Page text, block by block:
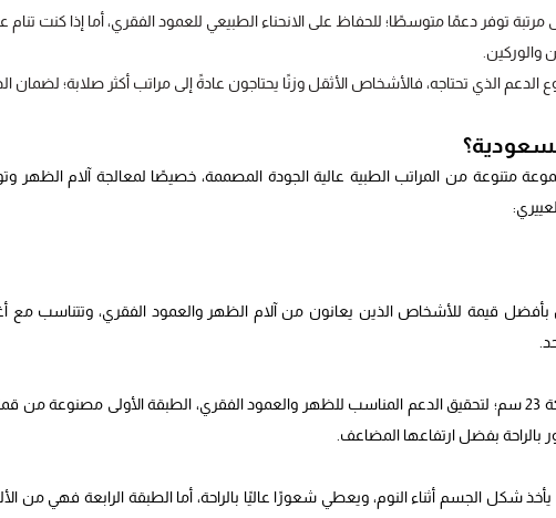
توفر دعمًا متوسطًا؛ للحفاظ على الانحناء الطبيعي للعمود الفقري، أما إذا كنت تنام
والوركين.
الدعم الذي تحتاجه، فالأشخاص الأثقل وزنًا يحتاجون عادةً إلى مراتب أكثر صلابة؛ لضمان
متنوعة من المراتب الطبية عالية الجودة المصممة، خصيصًا لمعالجة آلام الظهر
بأفضل قيمة للأشخاص الذين يعانون من آلام الظهر والعمود الفقري، وتتناسب مع
تتكون مرتبة رويال مديكال من خمس طبقات متخصصة بسماكة 23 سم؛ لتحقيق الدعم المناسب للظهر والعمود الفقري، الطبقة الأولى مصنوعة
بالراحة بفضل ارتفاعها المضاعف.
شكل الجسم أثناء النوم، ويعطي شعورًا عاليًا بالراحة، أما الطبقة الرابعة فهي من